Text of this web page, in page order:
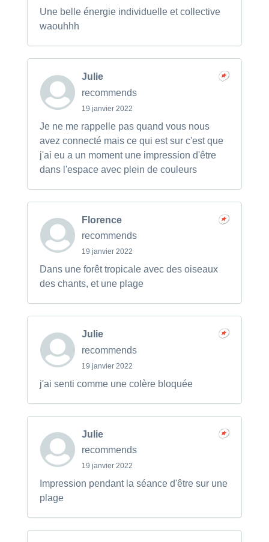
Une belle énergie individuelle et collective
waouhhh
Julie
recommends
19 janvier 2022
Je ne me rappelle pas quand vous nous
avez connecté mais ce qui est sur c'est que
j'ai eu a un moment une impression d'être
dans l'espace avec plein de couleurs
Florence
recommends
19 janvier 2022
Dans une forêt tropicale avec des oiseaux
des chants, et une plage
Julie
recommends
19 janvier 2022
j'ai senti comme une colère bloquée
Julie
recommends
19 janvier 2022
Impression pendant la séance d'être sur une
plage